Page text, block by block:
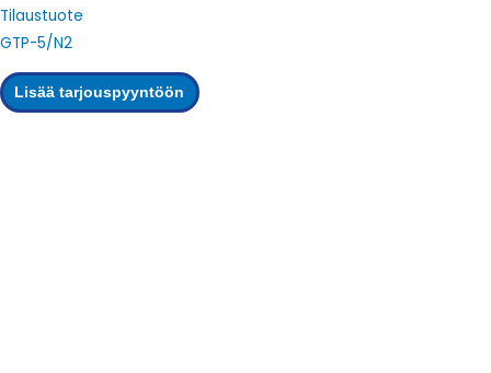
Tilaustuote
GTP-5/N2
Lisää tarjouspyyntöön